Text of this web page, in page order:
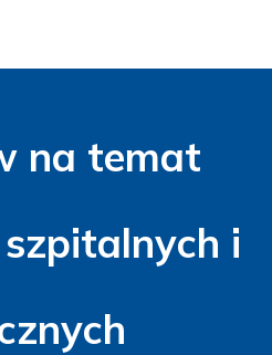
na temat
i